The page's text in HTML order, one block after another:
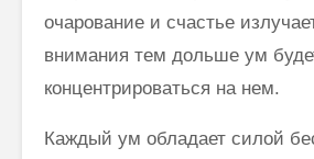
очарование и счастье
внимания тем дольше ум
концентрироваться на нем.
Каждый ум обладает силой